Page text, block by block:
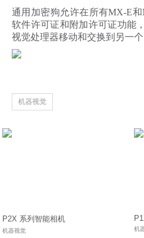
通用加密狗允许在所有MX-E
软件许可证和附加许可证功能
视觉处理器移动和交换到另一个
机器视觉
P2X 系列智能相机
机器视觉 机